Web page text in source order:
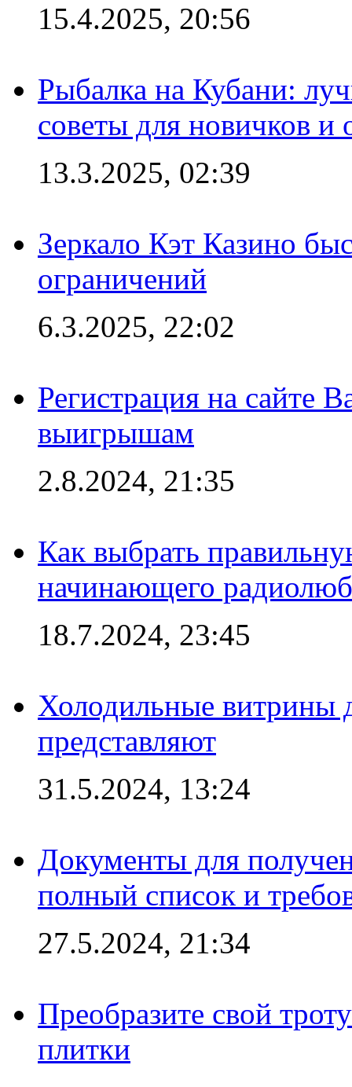
15.4.2025, 20:56
Рыбалка на Кубани:
советы для новичков
13.3.2025, 02:39
Зеркало Кэт Казино
ограничений
6.3.2025, 22:02
Регистрация на сайте
выигрышам
2.8.2024, 21:35
Как выбрать
начинающего
18.7.2024, 23:45
Холодильные витрины
представляют
31.5.2024, 13:24
Документы для
полный список и
27.5.2024, 21:34
Преобразите свой
плитки